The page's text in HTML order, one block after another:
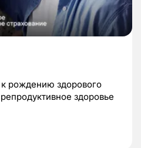
рождению здорового
здоровье